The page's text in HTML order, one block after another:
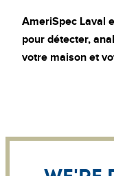
AmeriSpec Laval
pour détecter,
votre maison et